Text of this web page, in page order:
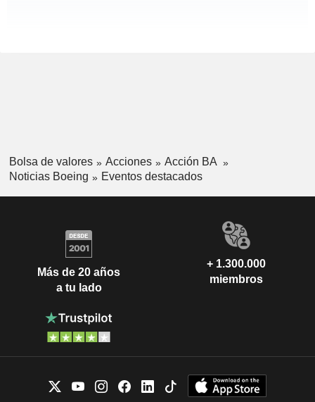
Bolsa de valores Acciones
Acción BA
Noticias Boeing
Eventos destacados
Más de 20 años
a tu lado
+ 1.300.000
miembros